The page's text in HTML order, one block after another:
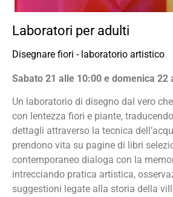
Laboratori per adulti
Disegnare fiori - laboratorio artistico
Sabato 21 alle 10:00 e domenica 22
Un laboratorio di disegno dal vero
con lentezza fiori e piante,
dettagli attraverso la tecnica
prendono vita su pagine di libri
contemporaneo dialoga con la
intrecciando pratica artistica,
suggestioni legate alla storia della